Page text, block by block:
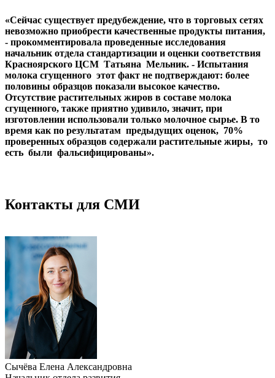
«Сейчас существует предубеждение, что в торговых сетях
невозможно приобрести качественные продукты питания,
- прокомментировала проведенные исследования
начальник отдела стандартизации и оценки соответствия
Красноярского ЦСМ Татьяна Мельник. - Испытания
молока сгущенного этот факт не подтверждают: более
половины образцов показали высокое качество.
Отсутствие растительных жиров в составе молока
сгущенного, также приятно удивило, значит, при
изготовлении использовали только молочное сырье. В то
время как по результатам предыдущих оценок, 70%
проверенных образцов содержали растительные жиры, то
есть были фальсифицированы».
Контакты для СМИ
Сычёва Елена Александровна